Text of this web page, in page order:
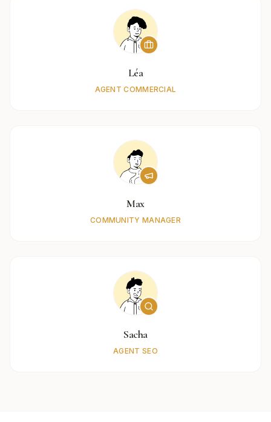
Léa
AGENT COMMERCIAL
Max
COMMUNITY MANAGER
Sacha
AGENT SEO